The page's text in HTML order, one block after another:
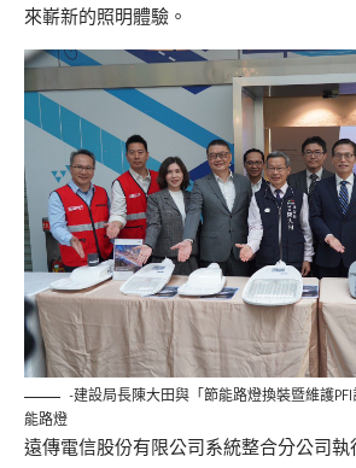
來嶄新的照明體驗。
-建設局長陳大田與「節能路燈換裝暨維護
能路燈
遠傳電信股份有限公司系統整合分公司